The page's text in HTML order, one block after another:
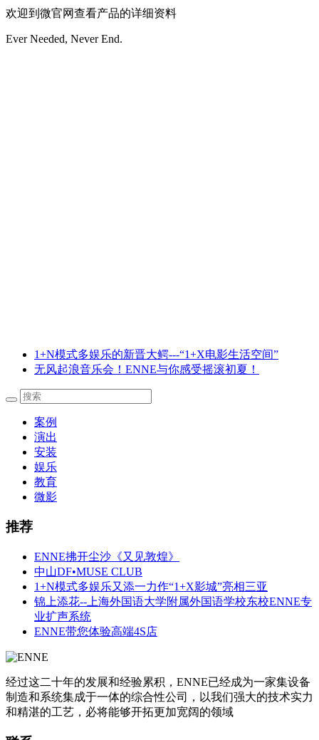
欢迎到微官网查看产品的详细资料
Ever Needed, Never End.
1+N模式多娱乐的新晋大鳄---“1+X电影生活空间”
无风起浪音乐会！ENNE与你感受摇滚初夏！
案例
演出
安装
娱乐
教育
微影
推荐
ENNE拂开尘沙《又见敦煌》
中山DF•MUSE CLUB
1+N模式多娱乐又添一力作“1+X影城”亮相三亚
锦上添花--上海外国语大学附属外国语学校东校ENNE专
业扩声系统
ENNE带您体验高端4S店
经过这二十年的发展和经验累积，ENNE已经成为一家集设备
制造和系统集成于一体的综合性公司，以我们强大的技术实力
和精湛的工艺，必将能够开拓更加宽阔的领域